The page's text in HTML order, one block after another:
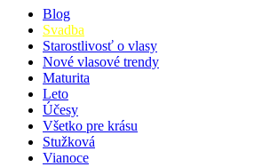
Blog
Svadba
Starostlivosť o vlasy
Nové vlasové trendy
Maturita
Leto
Účesy
Všetko pre krásu
Stužková
Vianoce